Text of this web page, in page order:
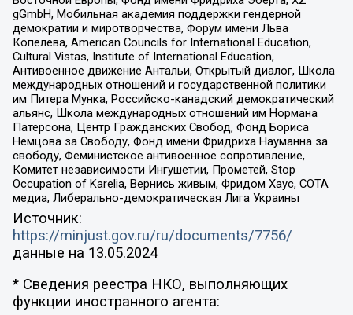
gGmbH, Мобильная академия поддержки гендерной
демократии и миротворчества, Форум имени Льва
Копелева, American Councils for International Education,
Cultural Vistas, Institute of International Education,
Антивоенное движение Антальи, Открытый диалог, Школа
международных отношений и государственной политики
им Питера Мунка, Российско-канадский демократический
альянс, Школа международных отношений им Нормана
Патерсона, Центр Гражданских Свобод, Фонд Бориса
Немцова за Свободу, Фонд имени Фридриха Науманна за
свободу, Феминистское антивоенное сопротивление,
Комитет независимости Ингушетии, Прометей, Stop
Occupation of Karelia, Вернись живым, Фридом Хаус, СОТА
медиа, Либерально-демократическая Лига Украины
Источник:
https://minjust.gov.ru/ru/documents/7756/
данные на 13.05.2024
* Сведения реестра НКО, выполняющих
функции иностранного агента: